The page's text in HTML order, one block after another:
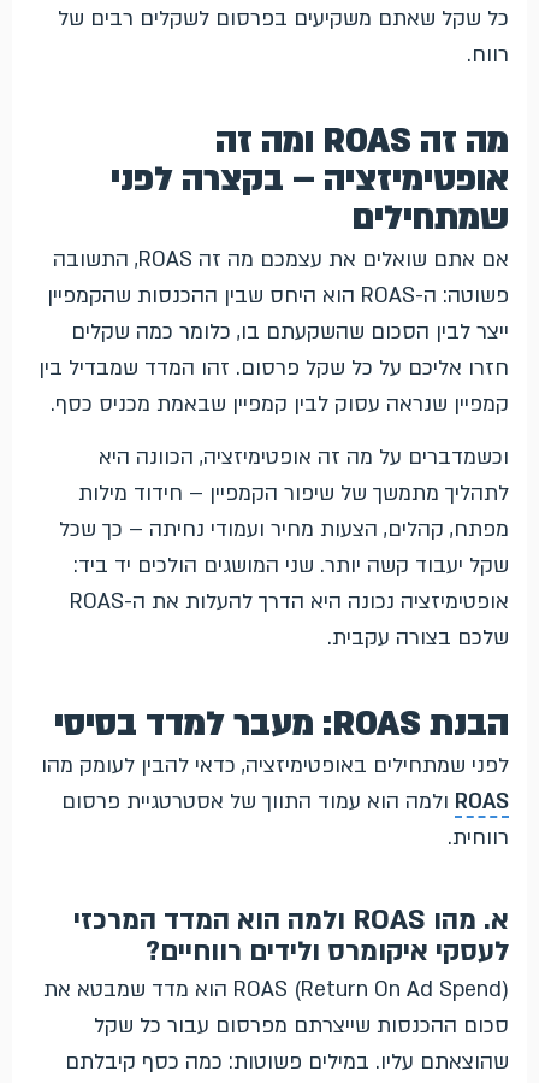
כל שקל שאתם משקיעים בפרסום לשקלים רבים של
רווח.
מה זה ROAS ומה זה
אופטימיזציה – בקצרה לפני
שמתחילים
אם אתם שואלים את עצמכם מה זה ROAS, התשובה
פשוטה: ה-ROAS הוא היחס שבין ההכנסות שהקמפיין
ייצר לבין הסכום שהשקעתם בו, כלומר כמה שקלים
חזרו אליכם על כל שקל פרסום. זהו המדד שמבדיל בין
קמפיין שנראה עסוק לבין קמפיין שבאמת מכניס כסף.
וכשמדברים על מה זה אופטימיזציה, הכוונה היא
לתהליך מתמשך של שיפור הקמפיין – חידוד מילות
מפתח, קהלים, הצעות מחיר ועמודי נחיתה – כך שכל
שקל יעבוד קשה יותר. שני המושגים הולכים יד ביד:
אופטימיזציה נכונה היא הדרך להעלות את ה-ROAS
שלכם בצורה עקבית.
הבנת ROAS: מעבר למדד בסיסי
לפני שמתחילים באופטימיזציה, כדאי להבין לעומק מהו
ROAS ולמה הוא עמוד התווך של אסטרטגיית פרסום
רווחית.
א. מהו ROAS ולמה הוא המדד המרכזי
לעסקי איקומרס ולידים רווחיים?
ROAS (Return On Ad Spend) הוא מדד שמבטא את
סכום ההכנסות שייצרתם מפרסום עבור כל שקל
שהוצאתם עליו. במילים פשוטות: כמה כסף קיבלתם